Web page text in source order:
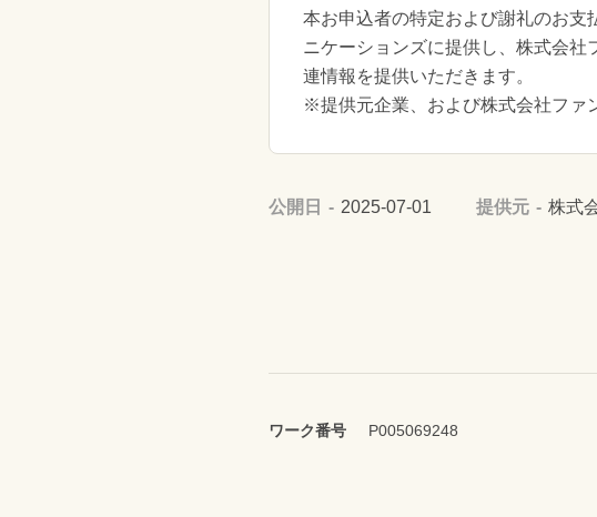
本お申込者の特定および謝礼のお支
ニケーションズに提供し、株式会社
連情報を提供いただきます。
※提供元企業、および株式会社ファ
公開日 2025-07-01 提供元 株式
ワーク番号 P005069248